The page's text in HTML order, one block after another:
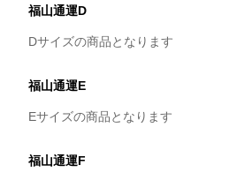
福山通運D
Dサイズの商品となります
福山通運E
Eサイズの商品となります
福山通運F